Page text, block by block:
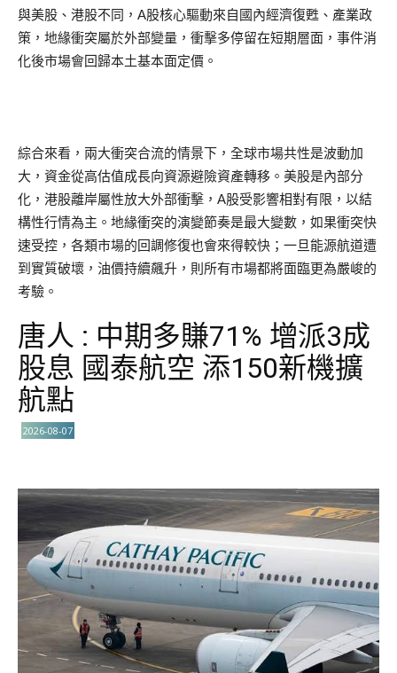
與美股、港股不同，A股核心驅動來自國內經濟復甦、產業政
策，地緣衝突屬於外部變量，衝擊多停留在短期層面，事件消
化後市場會回歸本土基本面定價。
綜合來看，兩大衝突合流的情景下，全球市場共性是波動加
大，資金從高估值成長向資源避險資產轉移。美股是內部分
化，港股離岸屬性放大外部衝擊，A股受影響相對有限，以結
構性行情為主。地緣衝突的演變節奏是最大變數，如果衝突快
速受控，各類市場的回調修復也會來得較快；一旦能源航道遭
到實質破壞，油價持續飆升，則所有市場都將面臨更為嚴峻的
考驗。
唐人 : 中期多賺71% 增派3成
股息 國泰航空 添150新機擴
航點
2026-08-07